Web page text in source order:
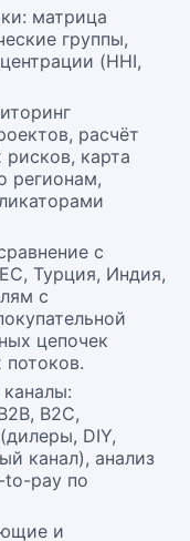
матрица
группы,
(HHI,
расчёт
рисков, карта
регионам,
с
Турция, Индия,
с
цепочек
B2C,
DIY,
канал), анализ
to-pay по
и